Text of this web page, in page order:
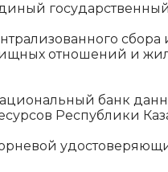
отношений и
банк
Республики